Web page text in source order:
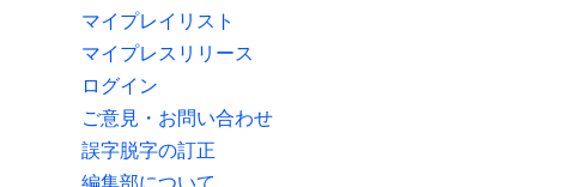
マイプレイリスト
マイプレスリリース
ログイン
ご意見・お問い合わせ
誤字脱字の訂正
編集部について